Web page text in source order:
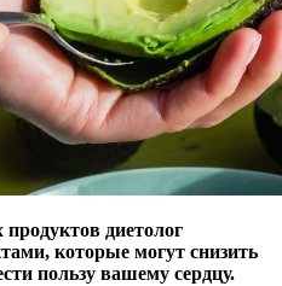
диетолог
которые могут снизить
пользу вашему сердцу.